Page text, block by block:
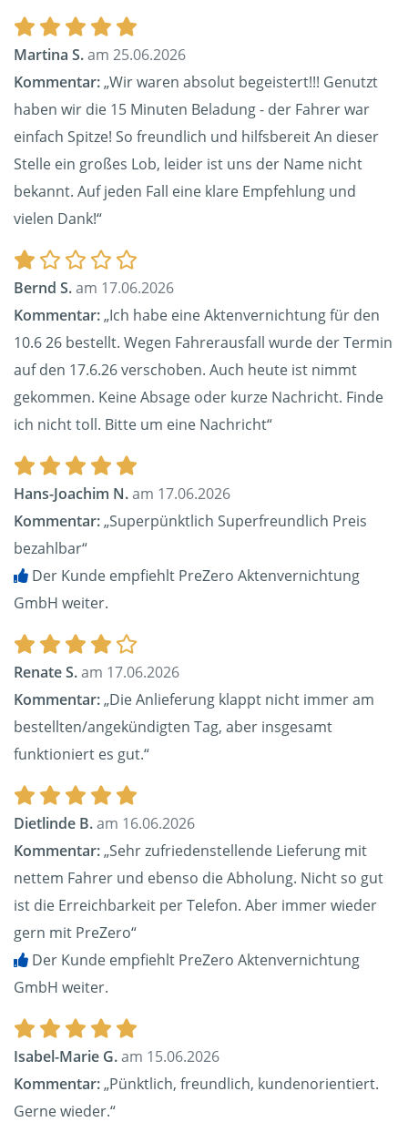
Martina S.am 25.06.2026
Kommentar:„Wir waren absolut begeistert!!! Genutzt
haben wir die 15 Minuten Beladung - der Fahrer war
einfach Spitze! So freundlich und hilfsbereit An dieser
Stelle ein großes Lob, leider ist uns der Name nicht
bekannt. Auf jeden Fall eine klare Empfehlung und
vielen Dank!“
Bernd S.am 17.06.2026
Kommentar:„Ich habe eine Aktenvernichtung für den
10.6 26 bestellt. Wegen Fahrerausfall wurde der Termin
auf den 17.6.26 verschoben. Auch heute ist nimmt
gekommen. Keine Absage oder kurze Nachricht. Finde
ich nicht toll. Bitte um eine Nachricht“
Hans-Joachim N.am 17.06.2026
Kommentar:„Superpünktlich Superfreundlich Preis
bezahlbar“
Der Kunde empfiehlt PreZero Aktenvernichtung
GmbH weiter.
Renate S.am 17.06.2026
Kommentar:„Die Anlieferung klappt nicht immer am
bestellten/angekündigten Tag, aber insgesamt
funktioniert es gut.“
Dietlinde B.am 16.06.2026
Kommentar:„Sehr zufriedenstellende Lieferung mit
nettem Fahrer und ebenso die Abholung. Nicht so gut
ist die Erreichbarkeit per Telefon. Aber immer wieder
gern mit PreZero“
Der Kunde empfiehlt PreZero Aktenvernichtung
GmbH weiter.
Isabel-Marie G.am 15.06.2026
Kommentar:„Pünktlich, freundlich, kundenorientiert.
Gerne wieder.“